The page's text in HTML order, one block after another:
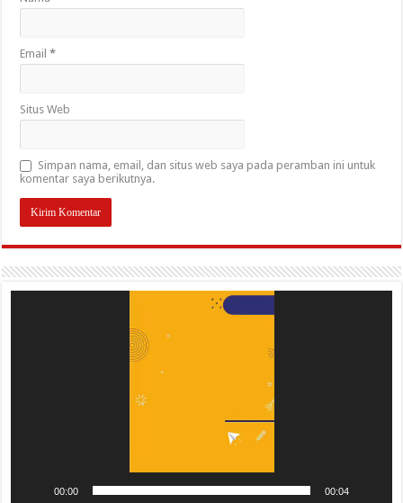
Email*
Situs Web
Simpan nama, email, dan situs web saya pada peramban ini untuk
komentar saya berikutnya.
00:00 00:04